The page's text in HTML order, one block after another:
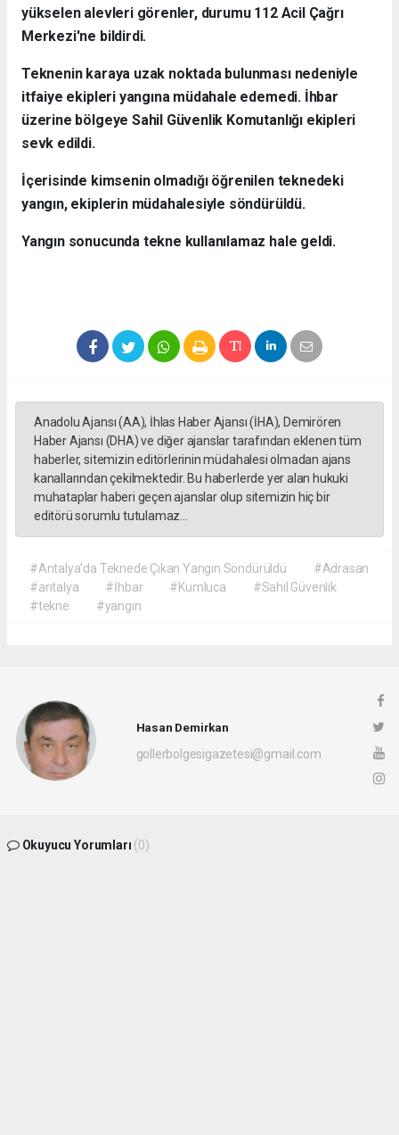
yükselen alevleri görenler, durumu 112 Acil Çağrı
Merkezi'ne bildirdi.
Teknenin karaya uzak noktada bulunması nedeniyle
itfaiye ekipleri yangına müdahale edemedi. İhbar
üzerine bölgeye Sahil Güvenlik Komutanlığı ekipleri
sevk edildi.
İçerisinde kimsenin olmadığı öğrenilen teknedeki
yangın, ekiplerin müdahalesiyle söndürüldü.
Yangın sonucunda tekne kullanılamaz hale geldi.
Anadolu Ajansı (AA), İhlas Haber Ajansı (İHA), Demirören
Haber Ajansı (DHA) ve diğer ajanslar tarafından eklenen tüm
haberler, sitemizin editörlerinin müdahalesi olmadan ajans
kanallarından çekilmektedir. Bu haberlerde yer alan hukuki
muhataplar haberi geçen ajanslar olup sitemizin hiç bir
editörü sorumlu tutulamaz...
#Antalya'da Teknede Çıkan Yangın Söndürüldü
#Adrasan
#antalya
#İhbar #Kumluca
#Sahil Güvenlik
#tekne
#yangın
Hasan Demirkan
gollerbolgesigazetesi@gmail.com
Okuyucu Yorumları (0)